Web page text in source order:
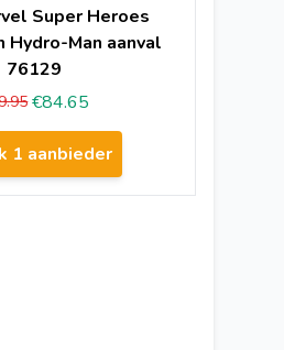
Super Heroes
Hydro-Man aanval
76129
€84.65
1 aanbieder